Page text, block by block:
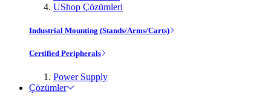
UShop Çözümleri
Industrial Mounting (Stands/Arms/Carts)
Certified Peripherals
Power Supply
Çözümler